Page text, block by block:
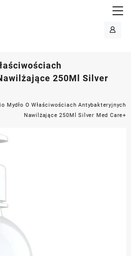
250Ml Silver
Mydło O Właściwościach Antybakteryjnych
Nawilżające 250Ml Silver Med Care+